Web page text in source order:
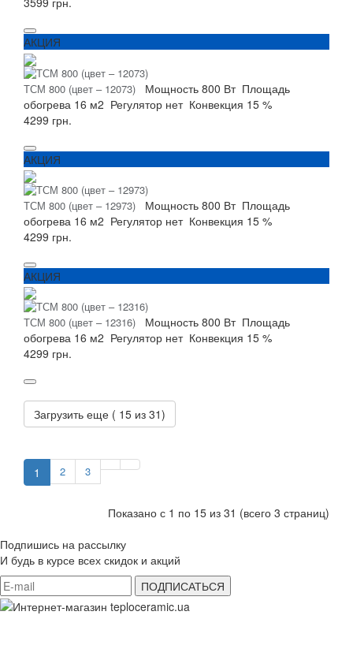
АКЦИЯ
ТСМ 800 (цвет – 12073) Мощность 800 Вт Площадь
обогрева 16 м2 Регулятор нет Конвекция 15 %
4299 грн.
АКЦИЯ
ТСМ 800 (цвет – 12973) Мощность 800 Вт Площадь
обогрева 16 м2 Регулятор нет Конвекция 15 %
4299 грн.
АКЦИЯ
ТСМ 800 (цвет – 12316) Мощность 800 Вт Площадь
обогрева 16 м2 Регулятор нет Конвекция 15 %
4299 грн.
Загрузить еще ( 15 из 31)
1 2 3
Показано с 1 по 15 из 31 (всего 3 страниц)
Подпишись на рассылку
И будь в курсе всех скидок и акций